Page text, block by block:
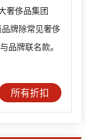
奢侈品集团
牌除常见奢侈
品牌联名款。
所有折扣